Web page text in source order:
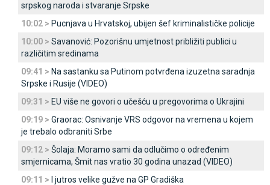
srpskog naroda i stvaranje Srpske
10:02 > Pucnjava u Hrvatskoj, ubijen šef kriminalističke policije
10:00 > Savanović: Pozorišnu umjetnost približiti publici u
različitim sredinama
09:41 > Na sastanku sa Putinom potvrđena izuzetna saradnja
Srpske i Rusije (VIDEO)
09:31 > EU više ne govori o učešću u pregovorima o Ukrajini
09:19 > Graorac: Osnivanje VRS odgovor na vremena u kojem
je trebalo odbraniti Srbe
09:12 > Šolaja: Moramo sami da odlučimo o određenim
smjernicama, Šmit nas vratio 30 godina unazad (VIDEO)
09:11 >
I jutros velike gužve na GP Gradiška